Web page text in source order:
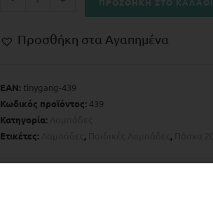
Προσθήκη στα Αγαπημένα
EAN: tinygang-439
Κωδικός προϊόντος: 439
Κατηγορία:
Ετικέτες:
, ,